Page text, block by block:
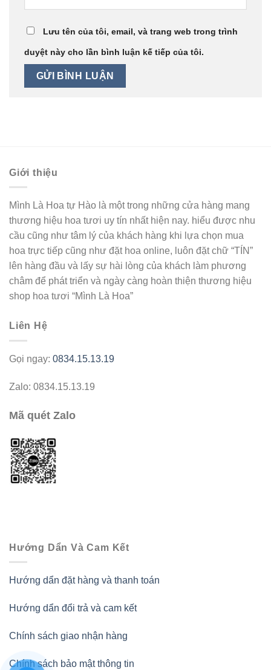
Lưu tên của tôi, email, và trang web trong trình
duyệt này cho lần bình luận kế tiếp của tôi.
Giới thiệu
Mình Là Hoa tự Hào là một trong những cửa hàng mang
thương hiệu hoa tươi uy tín nhất hiện nay. hiểu được nhu
cầu cũng như tâm lý của khách hàng khi lựa chọn mua
hoa trực tiếp cũng như đặt hoa online, luôn đặt chữ “TÍN”
lên hàng đầu và lấy sự hài lòng của khách làm phương
châm để phát triển và ngày càng hoàn thiện thương hiệu
shop hoa tươi “Mình Là Hoa”
Liên Hệ
Gọi ngay: 0834.15.13.19
Zalo: 0834.15.13.19
Mã quét Zalo
Hướng Dẩn Và Cam Kết
Hướng dẩn đặt hàng và thanh toán
Hướng dẩn đổi trả và cam kết
Chính sách giao nhận hàng
Chính sách bảo mật thông tin